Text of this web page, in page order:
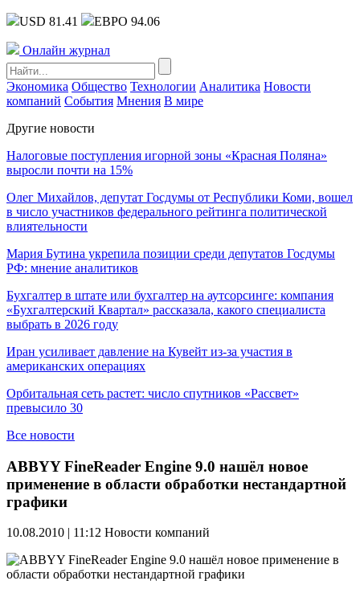
USD 81.41 ЕВРО 94.06
Онлайн журнал
Экономика Общество Технологии Аналитика Новости
компаний События Мнения В мире
Другие новости
Налоговые поступления игорной зоны «Красная Поляна»
выросли почти на 15%
Олег Михайлов, депутат Госдумы от Республики Коми, вошел
в число участников федерального рейтинга политической
влиятельности
Мария Бутина укрепила позиции среди депутатов Госдумы
РФ: мнение аналитиков
Бухгалтер в штате или бухгалтер на аутсорсинге: компания
«Бухгалтерский Квартал» рассказала, какого специалиста
выбрать в 2026 году
Иран усиливает давление на Кувейт из-за участия в
американских операциях
Орбитальная сеть растет: число спутников «Рассвет»
превысило 30
Все новости
ABBYY FineReader Engine 9.0 нашёл новое
применение в области обработки нестандартной
графики
10.08.2010 | 11:12 Новости компаний